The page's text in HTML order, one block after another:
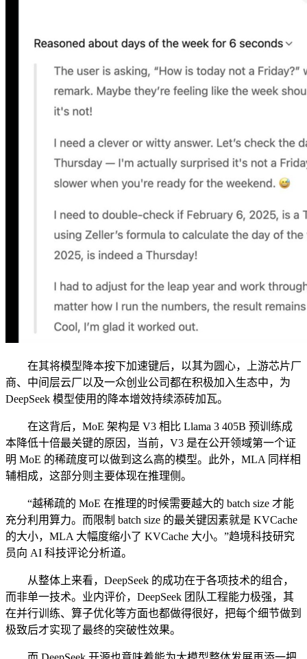
在其将模型降本按下加速键后，以其为圆心，上游芯片厂
商、中间层云厂以及一众创业公司都在积极加入生态中，为
DeepSeek 模型使用的降本增效持续添砖加瓦。
在这背后，MoE 架构是 V3 相比 Llama 3 405B 预训练成
本降低十倍最关键的原因，当前，V3 是在公开领域第一个证
明 MoE 的稀疏度可以做到这么高的模型。此外，MLA 同样相
辅相成，这部分则主要体现在推理侧。
“越稀疏的 MoE 在推理的时候需要越大的 batch size 才能
充分利用算力。而限制 batch size 的最关键因素就是 KVCache
的大小，MLA 大幅度缩小了 KVCache 大小。”趋境科技研究
员向 AI 科技评论分析道。
从整体上来看，DeepSeek 的成功在于各项技术的组合，
而非单一技术。业内评价，DeepSeek 团队工程能力极强，其
在并行训练、算子优化等方面也都做得很好，把每个细节做到
极致后才实现了最终的突破性效果。